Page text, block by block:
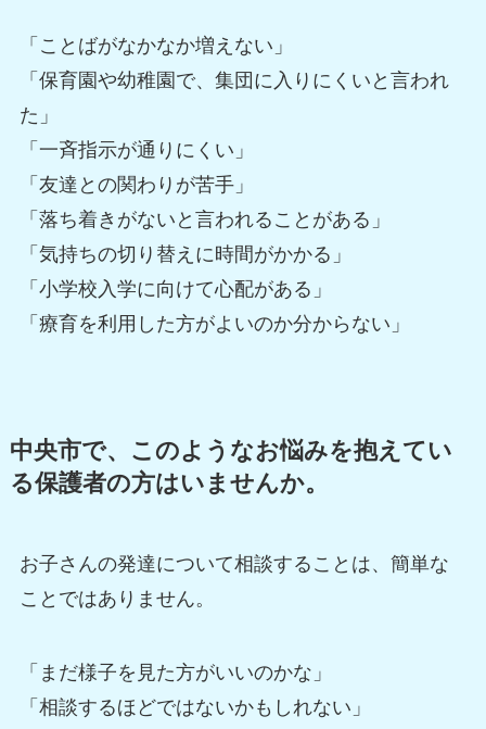
「ことばがなかなか増えない」
「保育園や幼稚園で、集団に入りにくいと言われ
た」
「一斉指示が通りにくい」
「友達との関わりが苦手」
「落ち着きがないと言われることがある」
「気持ちの切り替えに時間がかかる」
「小学校入学に向けて心配がある」
「療育を利用した方がよいのか分からない」
中央市で、このようなお悩みを抱えてい
る保護者の方はいませんか。
お子さんの発達について相談することは、簡単な
ことではありません。
「まだ様子を見た方がいいのかな」
「相談するほどではないかもしれない」